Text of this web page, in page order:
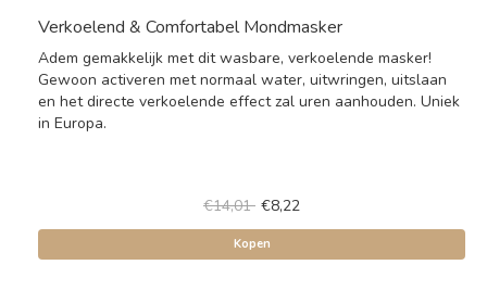
Verkoelend & Comfortabel Mondmasker
Adem gemakkelijk met dit wasbare, verkoelende masker!
Gewoon activeren met normaal water, uitwringen, uitslaan
en het directe verkoelende effect zal uren aanhouden. Uniek
in Europa.
€14,01 €8,22
Kopen